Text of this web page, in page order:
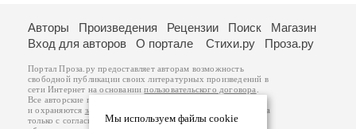
Мы используем файлы cookie
Авторы Произведения Рецензии Поиск
Магазин
Вход для авторов
О портале Стихи.ру Проза.ру
Портал Проза.ру предоставляет авторам возможность
свободной публикации своих литературных произведений в
сети Интернет на основаниипользовательского договора
Все авторские права на произведения принадлежат авторам
и охраняются законом
. Перепечатка произведений возможна
только с согласия его автора, к которому вы можете